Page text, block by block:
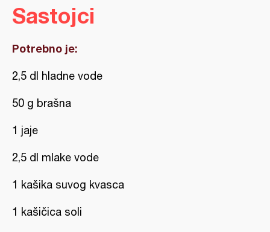
Sastojci
Potrebno je:
2,5 dl hladne vode
50 g brašna
1 jaje
2,5 dl mlake vode
1 kašika suvog kvasca
1 kašičica soli